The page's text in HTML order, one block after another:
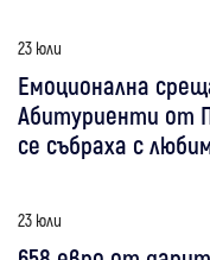
23 юли
Емоционална
Абитуриенти от
се събраха с
23 юли